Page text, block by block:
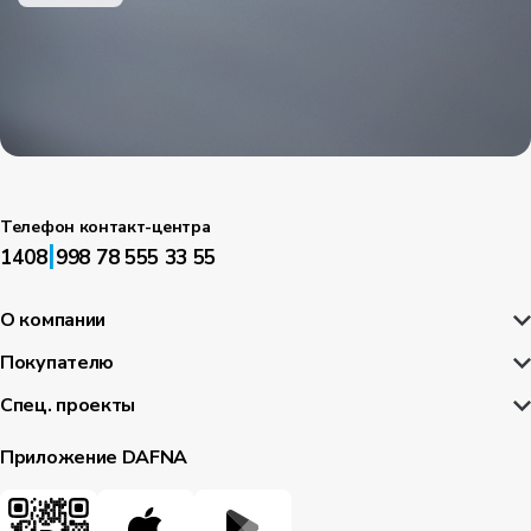
Телефон контакт-центра
1408|998 78 555 33 55
О компании
Покупателю
Спец. проекты
Приложение DAFNA